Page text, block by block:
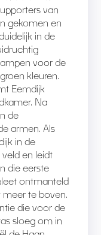
van
gekomen en
in de
voor de
kleuren.
Eemdijk
Na
de
armen. Als
in de
en leidt
die eerste
ontmanteld
meer te boven.
die voor de
sloeg om in